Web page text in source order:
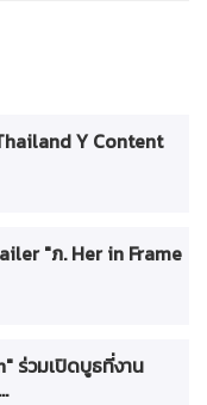
Y Content
"ภ. Her in Frame
ร่วมเปิดบูธที่งาน